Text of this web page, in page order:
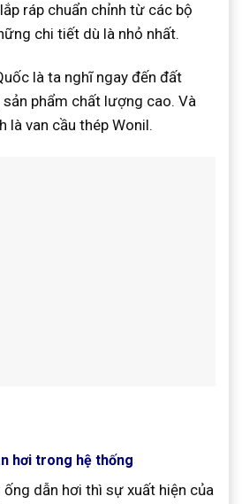
ráp chuẩn chỉnh từ các bộ
chi tiết dù là nhỏ nhất.
là ta nghĩ ngay đến đất
phẩm chất lượng cao. Và
là van cầu thép Wonil.
hơi trong hệ thống
dẫn hơi thì sự xuất hiện của